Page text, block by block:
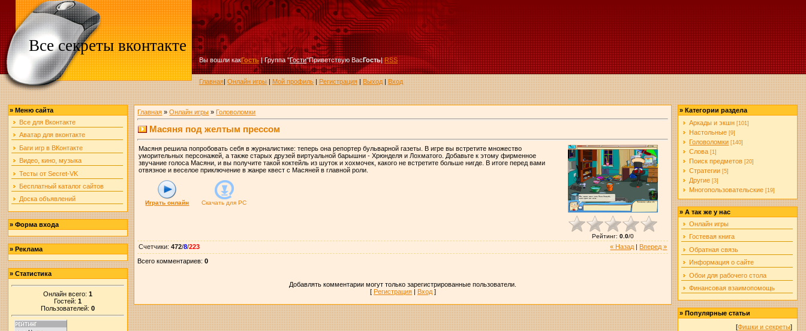
Все секреты вконтакте
Вы вошли какГость|Группа"Гости"Приветствую ВасГость|RSS
Главная|Онлайн игры|Мой профиль|Регистрация|Выход|Вход
»Меню сайта
Все для Вконтакте
Аватар для вконтакте
Баги игр в ВКонтакте
Видео, кино, музыка
Тесты от Secret-VK
Бесплатный каталог сайтов
Доска объявлений
»Форма входа
»Реклама
»Статистика
Онлайн всего:1
Гостей:1
Пользователей:0
Главная »Онлайн игры » Головоломки
Масяня под желтым прессом
Масяня решила попробовать себя в журналистике: теперь она репортер бульварной газеты. В игре вы встретите множество
уморительных персонажей, а также старых друзей виртуальной барышни - Хрюнделя и Лохматого. Добавьте к этому фирменное
звучание голоса Масяни, и вы получите такой коктейль из шуток и хохмочек, какого не встретите больше нигде. В итоге перед вами
отвязное и веселое приключение в жанре квест с Масяней в главной роли.
Играть онлайн Скачать для PC
Рейтинг:0.0/0
« Назад Вперед »
Счетчики:472/8/223
Всего комментариев:0
Добавлять комментарии могут только зарегистрированные пользователи.
[ Регистрация| Вход]
»Категории раздела
Аркады и экшн [101]
Настольные [9]
Головоломки [140]
Слова [1]
Поиск предметов [20]
Стратегии [5]
Другие [3]
Многопользовательские [19]
»А так же у нас
Онлайн игры
Гостевая книга
Обратная связь
Информация о сайте
Обои для рабочего стола
Финансовая взаимопомощь
»Популярные статьи
[Фишки и секреты]